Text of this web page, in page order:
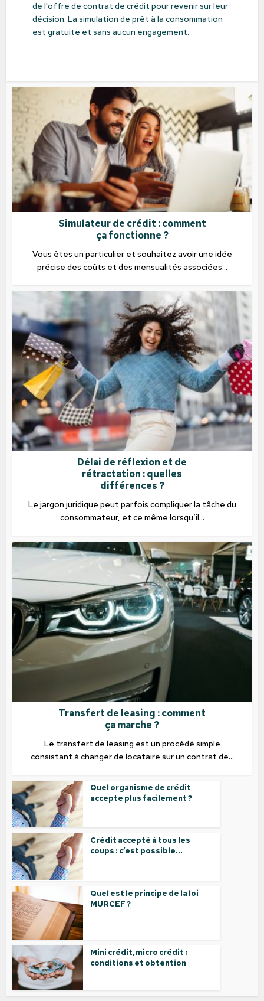
de l'offre de contrat de crédit pour revenir sur leur
décision. La simulation de prêt à la consommation
est gratuite et sans aucun engagement.
Simulateur de crédit : comment
ça fonctionne ?
Vous êtes un particulier et souhaitez avoir une idée
précise des coûts et des mensualités associées...
Délai de réflexion et de
rétractation : quelles
différences ?
Le jargon juridique peut parfois compliquer la tâche du
consommateur, et ce même lorsqu’il...
Transfert de leasing : comment
ça marche ?
Le transfert de leasing est un procédé simple
consistant à changer de locataire sur un contrat de...
Quel organisme de crédit
accepte plus facilement ?
Crédit accepté à tous les
coups : c’est possible...
Quel est le principe de la loi
MURCEF ?
Mini crédit, micro crédit :
conditions et obtention